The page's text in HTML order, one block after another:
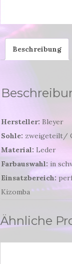
Beschreibung
Hersteller: Bleyer
Sohle: zweigeteilt/
Material: Leder
Farbauswahl: in
Einsatzbereich:
Kizomba
Ähnliche